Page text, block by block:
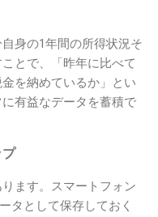
身の1年間の所得状況そ
とで、「昨年に比べて
を納めているか」とい
有益なデータを蓄積で
ます。スマートフォン
タとして保存しておく